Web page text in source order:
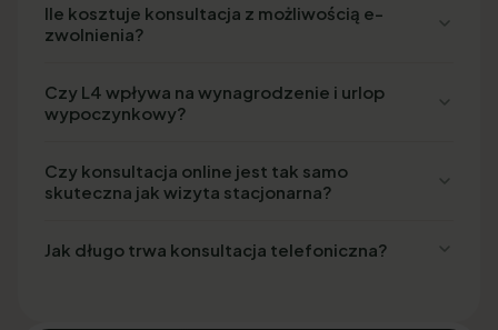
Ile kosztuje konsultacja z możliwością e-
zwolnienia?
Czy L4 wpływa na wynagrodzenie i urlop
wypoczynkowy?
Czy konsultacja online jest tak samo
skuteczna jak wizyta stacjonarna?
Jak długo trwa konsultacja telefoniczna?